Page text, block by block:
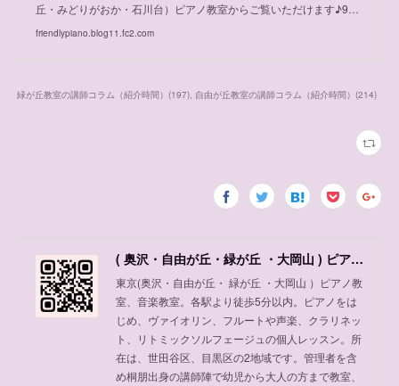
丘・みどりがおか・石川台）ピアノ教室からご覧いただけます♪9…
friendlypiano.blog11.fc2.com
緑が丘教室の講師コラム（紹介時間） (197) 自由が丘教室の講師コラム（紹介時間） (214)
( 奥沢・自由が丘・緑が丘 ・大岡山 ) ピアノ教室、音楽教室
東京(奥沢・自由が丘・ 緑が丘 ・大岡山 ）ピアノ教
室、音楽教室。各駅より徒歩5分以内。ピアノをは
じめ、ヴァイオリン、フルートや声楽、クラリネッ
ト、リトミックソルフェージュの個人レッスン。所
在は、世田谷区、目黒区の2地域です。管理者を含
め桐朋出身の講師陣で幼児から大人の方まで教室、